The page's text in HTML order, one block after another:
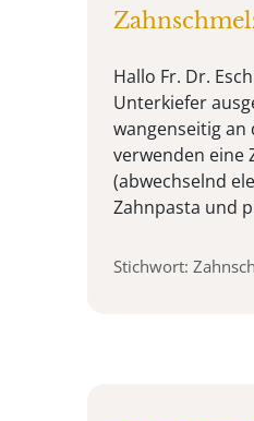
Hallo Fr. Dr.
Unterkiefer
wangenseitig
verwenden eine
(abwechselnd
Zahnpasta und
Stichwort: